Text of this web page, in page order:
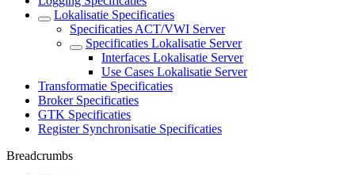
Lokalisatie Specificaties
Specificaties ACT/VWI Server
Specificaties Lokalisatie Server
Interfaces Lokalisatie Server
Use Cases Lokalisatie Server
Transformatie Specificaties
Broker Specificaties
GTK Specificaties
Register Synchronisatie Specificaties
Breadcrumbs